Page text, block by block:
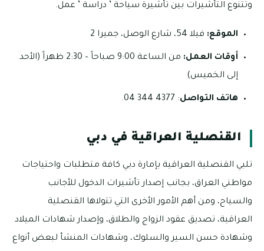
وتتنوع التأشيرات بين تأشيرة سياحة ’ دراسة ’ عمل.
الموقع: فيلا 54، شارع الوصل، جميرا 2
أوقات العمل:
من الساعة 9:00 صباحاً – 2:30 ظهراً (الأحد
إلى الخميس)
هاتف التواصل: 4377 344 04.
القنصلية العراقية في دبي
تلبي القنصلية العراقية بإمارة دبي كافة متطلبات واحتياجات
مواطني العراق، بجانب إصدار تأشيرات الدخول للأجانب
والسياح، ومن أهم الأمور الأخرى التي تتولاها القنصلية
العراقية، تصديق عقود الزواج والطلاق، وإصدار شهادات الميلاد
وشهادة حسن السير والسلوك، وشهادات المنشأ لبعض أنواع